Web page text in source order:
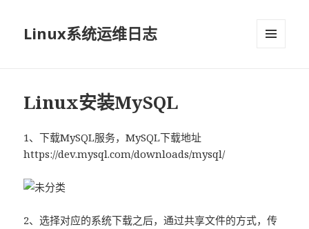
Linux系统运维日志
Linux安装MySQL
1、下载MySQL服务，MySQL下载地址
https://dev.mysql.com/downloads/mysql/
2、选择对应的系统下载之后，通过共享文件的方式，传